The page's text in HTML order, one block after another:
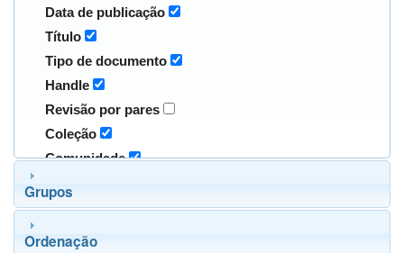
Data de publicação
Título
Tipo de documento
Handle
Revisão por pares
Coleção
Comunidade
Grupos
Ordenação